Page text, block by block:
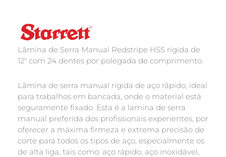
Lâmina de Serra Manual Redstripe HSS rigida de
12″ com 24 dentes por polegada de comprimento.
Lâmina de serra manual rígida de aço rápido, ideal
para trabalhos em bancada, onde o material está
seguramente fixado. Esta é a lamina de serra
manual preferida dos profissionais experientes, por
oferecer a máxima firmeza e extrema precisão de
corte para todos os tipos de aço, especialmente os
de alta liga, tais como: aço rápido, aço inoxidável,